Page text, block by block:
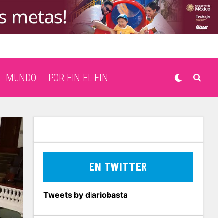
MUNDO POR FIN EL FIN
EN TWITTER
Tweets by diariobasta